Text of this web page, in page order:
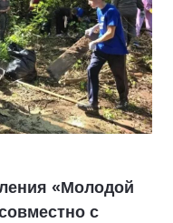
«Молодой
с